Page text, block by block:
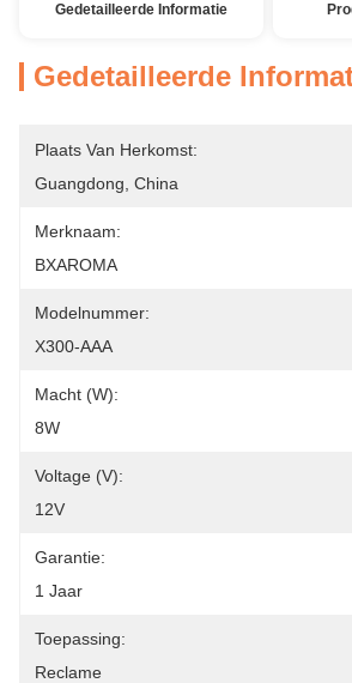
Gedetailleerde Informatie
Gedetailleerde
Plaats Van Herkomst:
Guangdong, China
Merknaam:
BXAROMA
Modelnummer:
X300-AAA
Macht (w):
8W
Voltage (v):
12V
Garantie:
1 Jaar
Toepassing:
Reclame